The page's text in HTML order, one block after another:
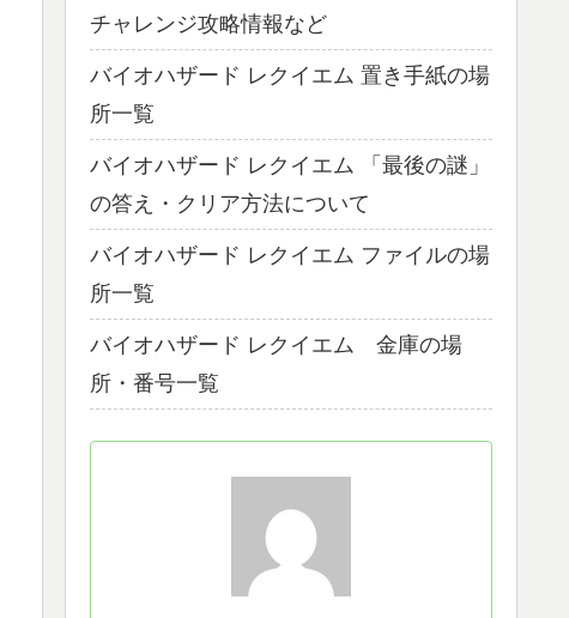
チャレンジ攻略情報など
バイオハザード レクイエム 置き手紙の場
所一覧
バイオハザード レクイエム 「最後の謎」
の答え・クリア方法について
バイオハザード レクイエム ファイルの場
所一覧
バイオハザード レクイエム 金庫の場
所・番号一覧